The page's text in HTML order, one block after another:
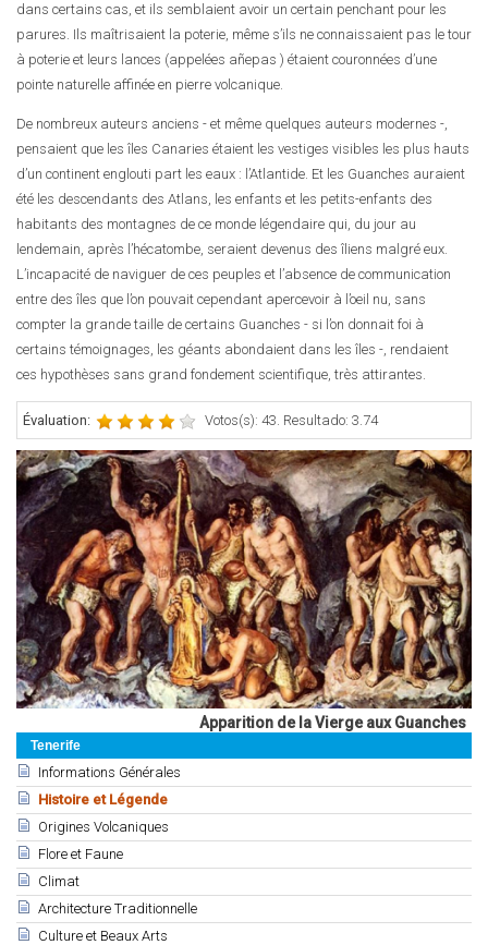
Tenerife
Informations Générales
Histoire et Légende
Origines Volcaniques
Flore et Faune
Climat
Architecture Traditionnelle
Culture et Beaux Arts
dans certains cas, et ils semblaient avoir un certain penchant pour les
parures. Ils maîtrisaient la poterie, même s’ils ne connaissaient pas le tour
à poterie et leurs lances (appelées añepas ) étaient couronnées d’une
pointe naturelle affinée en pierre volcanique.
De nombreux auteurs anciens - et même quelques auteurs modernes -,
pensaient que les îles Canaries étaient les vestiges visibles les plus hauts
d’un continent englouti part les eaux : l’Atlantide. Et les Guanches auraient
été les descendants des Atlans, les enfants et les petits-enfants des
habitants des montagnes de ce monde légendaire qui, du jour au
lendemain, après l’hécatombe, seraient devenus des îliens malgré eux.
L’incapacité de naviguer de ces peuples et l’absence de communication
entre des îles que l’on pouvait cependant apercevoir à l’oeil nu, sans
compter la grande taille de certains Guanches - si l’on donnait foi à
certains témoignages, les géants abondaient dans les îles -, rendaient
ces hypothèses sans grand fondement scientifique, très attirantes.
Évaluation: Votos(s): 43. Resultado: 3.74
Apparition de la Vierge aux Guanches